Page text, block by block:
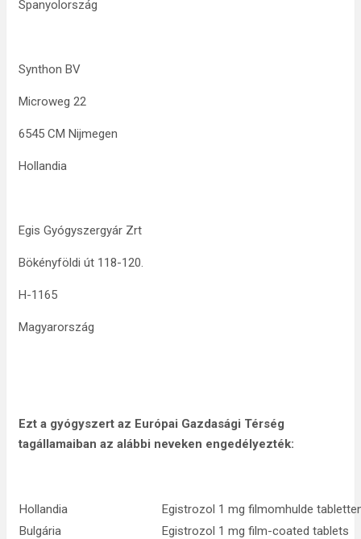
Spanyolország
Synthon BV
Microweg 22
6545 CM Nijmegen
Hollandia
Egis Gyógyszergyár Zrt
Bökényföldi út 118-120.
H-1165
Magyarország
Ezt a gyógyszert az Európai Gazdasági Térség
tagállamaiban az alábbi neveken engedélyezték:
Hollandia
Egistrozol 1 mg filmomhulde
Bulgária
Egistrozol 1 mg film-coated tablets